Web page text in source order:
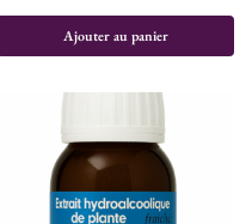
Ajouter au panier